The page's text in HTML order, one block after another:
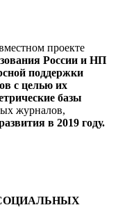
проекте
России и НП
поддержки
с целью их
базы
журналов,
в 2019 году.